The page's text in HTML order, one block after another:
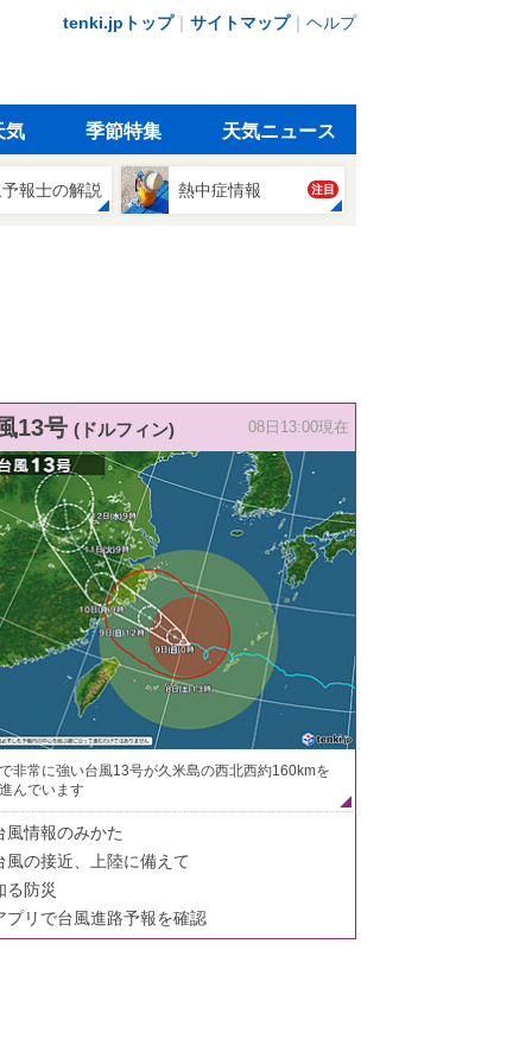
tenki.jpトップ｜ サイトマップ｜ ヘルプ
気 季節特集 天気ニュース
報士の解説 熱中症情報 注目
13号 (ドルフィン) 08日13:00現在
非常に強い台風13号が久米島の西北西約160kmを
んでいます
風情報のみかた
風の接近、上陸に備えて
る防災
プリで台風進路予報を確認